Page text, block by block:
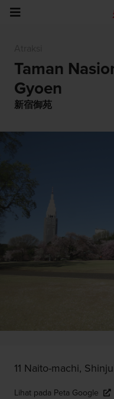
Taman
Gyoen
新宿御苑
11 Naito-machi,
Lihat pada Peta Google